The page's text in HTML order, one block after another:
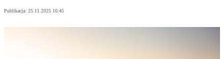
Publikacja: 25.11.2025 16:45